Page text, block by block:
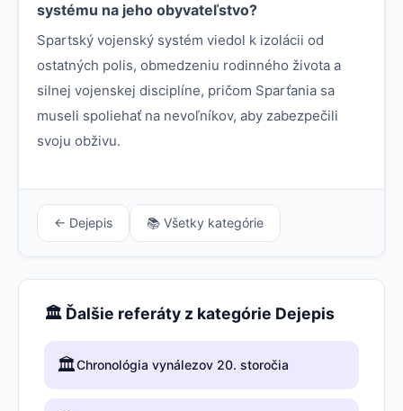
systému na jeho obyvateľstvo?
Spartský vojenský systém viedol k izolácii od
ostatných polis, obmedzeniu rodinného života a
silnej vojenskej disciplíne, pričom Sparťania sa
museli spoliehať na nevoľníkov, aby zabezpečili
svoju obživu.
← Dejepis 📚 Všetky kategórie
🏛️ Ďalšie referáty z kategórie Dejepis
🏛️Chronológia vynálezov 20. storočia